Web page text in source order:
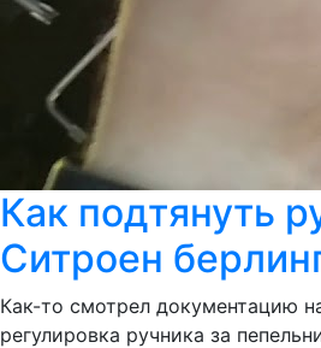
Как подтянуть
Ситроен
Как-то смотрел документацию
регулировка ручника за